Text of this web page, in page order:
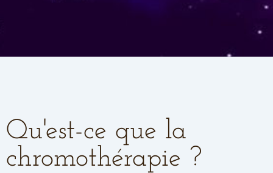
Qu'est-ce que la
chromothérapie ?